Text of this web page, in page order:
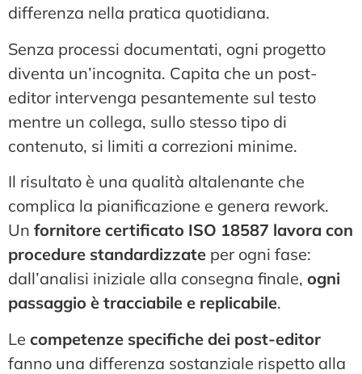
differenza nella pratica quotidiana.
Senza processi documentati, ogni progetto
diventa un’incognita. Capita che un post-
editor intervenga pesantemente sul testo
mentre un collega, sullo stesso tipo di
contenuto, si limiti a correzioni minime.
Il risultato è una qualità altalenante che
complica la pianificazione e genera rework.
Un fornitore certificato ISO 18587 lavora con
procedure standardizzate per ogni fase:
dall’analisi iniziale alla consegna finale, ogni
passaggio è tracciabile e replicabile.
Le competenze specifiche dei post-editor
fanno una differenza sostanziale rispetto alla